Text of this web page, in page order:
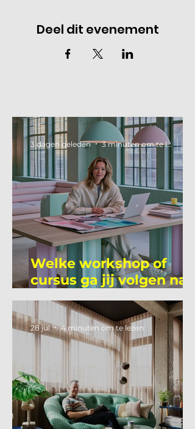
Deel dit evenement
Welke workshop of
cursus ga jij volgen na
je vakantie?
3 dagen geleden 3 minuten om te lezen
28 jul 4 minuten om te lezen